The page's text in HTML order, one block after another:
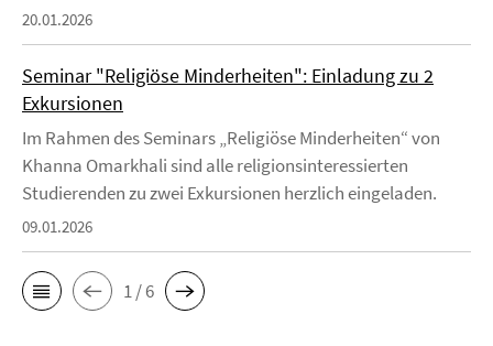
20.01.2026
Seminar "Religiöse Minderheiten": Einladung zu 2
Exkursionen
Im Rahmen des Seminars „Religiöse Minderheiten“ von
Khanna Omarkhali sind alle religionsinteressierten
Studierenden zu zwei Exkursionen herzlich eingeladen.
09.01.2026
1 / 6